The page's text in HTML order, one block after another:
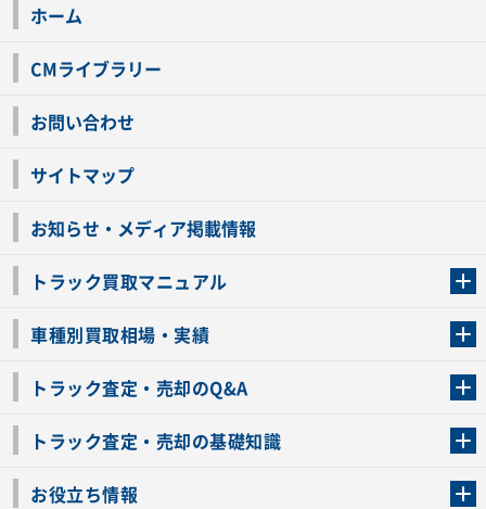
ホーム
CMライブラリー
お問い合わせ
サイトマップ
お知らせ・メディア掲載情報
トラック買取マニュアル
車種別買取相場・実績
トラック査定・売却のQ&A
トラック査定・売却の基礎知識
お役立ち情報